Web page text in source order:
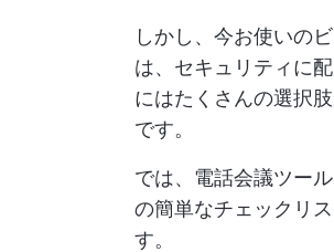
しかし、今お使いの
は、セキュリティに
にはたくさんの選択
です。
では、電話会議ツー
の簡単なチェックリ
す。